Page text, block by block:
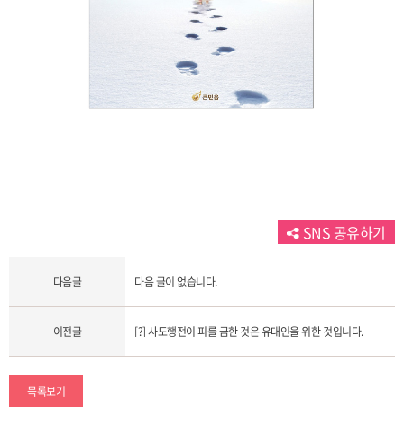
SNS 공유하기
다음글 다음 글이 없습니다.
이전글 [?] 사도행전이 피를 금한 것은 유대인을 위한 것입니다.
목록보기